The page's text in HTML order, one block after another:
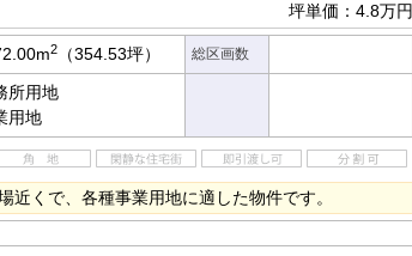
坪単価：4.8万円
2 （354.53坪） 総区画数
所用地
用地
近くで、各種事業用地に適した物件です。